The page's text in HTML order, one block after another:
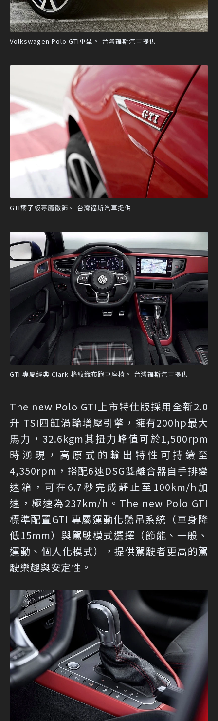
Volkswagen Polo GTI車型。 台灣福斯汽車提供
GTI葉子板專屬徽飾。 台灣福斯汽車提供
GTI 專屬經典 Clark 格紋織布跑車座椅。 台灣福斯汽車提供
The new Polo GTI上市特仕版採用全新2.0
升 TSI四缸渦輪增壓引擎，擁有200hp最大
馬力，32.6kgm其扭力峰值可於1,500rpm
時湧現，高原式的輸出特性可持續至
4,350rpm，搭配6速DSG雙離合器自手排變
速箱，可在6.7秒完成靜止至100km/h加
速，極速為237km/h。The new Polo GTI
標準配置GTI 專屬運動化懸吊系統（車身降
低15mm）與駕駛模式選擇（節能、一般、
運動、個人化模式），提供駕駛者更高的駕
駛樂趣與安定性。